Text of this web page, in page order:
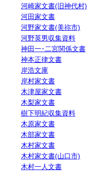
河崎家文書(旧神代村)
河田家文書
河野家文書(美祢市)
河野英男収集資料
神田一･二宮関係文書
神本正律文書
岸浩文庫
岸村家文書
木津屋家文書
木梨家文書
樹下明紀収集資料
木原家文書
木部家文書
木村家文書
木村家文書(山口市)
木村一人文書